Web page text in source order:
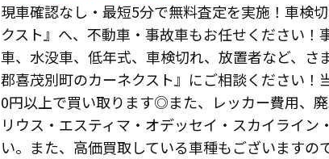
現車確認なし・最短5分で無料査定を実施！車検
クスト』へ、不動車・事故車もお任せください
車、水没車、低年式、車検切れ、放置者など、
郡喜茂別町のカーネクスト』にご相談ください
0円以上で買い取ります◎また、レッカー費用、
リウス・エスティマ・オデッセイ・スカイライ
い。また、高価買取している車種もございますの